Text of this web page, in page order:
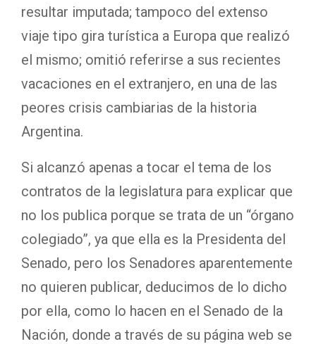
resultar imputada; tampoco del extenso
viaje tipo gira turística a Europa que realizó
el mismo; omitió referirse a sus recientes
vacaciones en el extranjero, en una de las
peores crisis cambiarias de la historia
Argentina.
Si alcanzó apenas a tocar el tema de los
contratos de la legislatura para explicar que
no los publica porque se trata de un “órgano
colegiado”, ya que ella es la Presidenta del
Senado, pero los Senadores aparentemente
no quieren publicar, deducimos de lo dicho
por ella, como lo hacen en el Senado de la
Nación, donde a través de su página web se